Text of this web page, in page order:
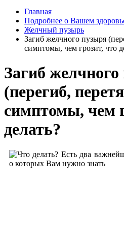
Главная
Подробнее о Вашем
Желчный пузырь
Загиб желчного пузыря
симптомы, чем грозит, что
Загиб
(перегиб,
симптомы, чем
делать?